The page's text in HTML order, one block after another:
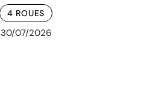
4 ROUES
30/07/2026